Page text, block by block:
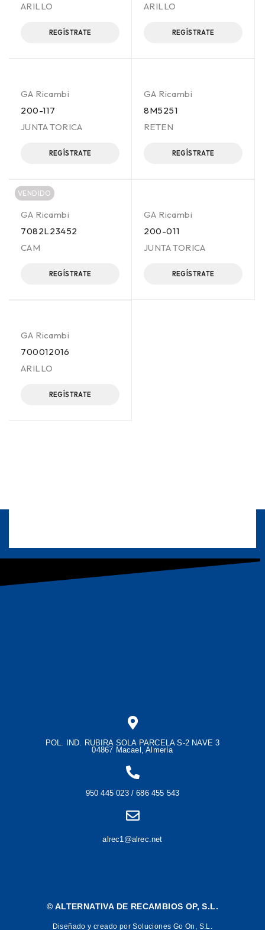
ARILLO
REGÍSTRATE
ARILLO
REGÍSTRATE
GA Ricambi
200-117
JUNTA TORICA
REGÍSTRATE
GA Ricambi
8M5251
RETEN
REGÍSTRATE
VENDIDO
GA Ricambi
7082L23452
CAM
REGÍSTRATE
GA Ricambi
200-011
JUNTA TORICA
REGÍSTRATE
GA Ricambi
700012016
ARILLO
REGÍSTRATE
POL. IND. RUBIRA SOLA PARCELA S-2 NAVE 3
04867 Macael, Almería
950 445 023 / 686 455 543
alrec1@alrec.net
© ALTERNATIVA DE RECAMBIOS OP, S.L.
Diseñado y creado por Soluciones Go On, S.L.